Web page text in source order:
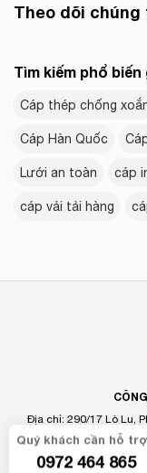
Theo dõi chúng
Tìm kiếm phổ biến
Cáp thép chống
Cáp Hàn Quốc
Lưới an toàn cáp
cáp vải tải hàng
Địa chỉ: 290/17 Lò Lu,
Minh, Việt Nam - Hotline:
Website:
Quý khách cần hỗ
0972 464 865